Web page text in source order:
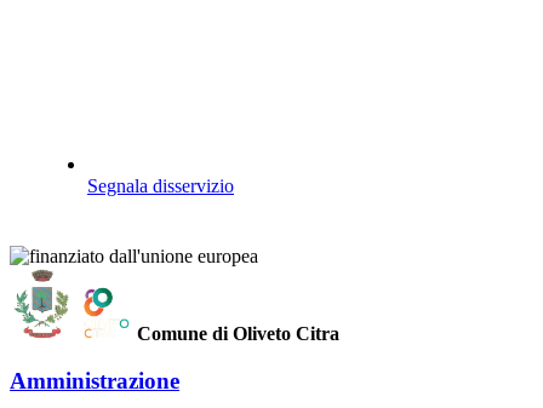
Segnala disservizio
Comune di Oliveto Citra
Amministrazione